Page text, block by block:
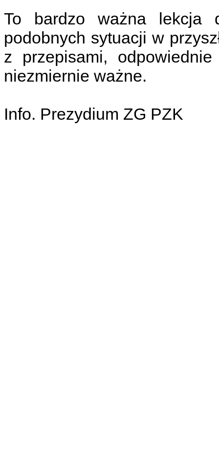
To bardzo ważna lekcja
podobnych sytuacji w
z przepisami,
niezmiernie ważne.
Info. Prezydium ZG PZK